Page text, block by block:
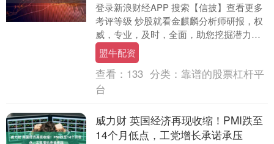
登录新浪财经APP 搜索【信披】查看更多
考评等级 炒股就看金麒麟分析师研报，权
威，专业，及时，全面，助您挖掘潜力主
题机会！ 近日，全国首例证券特别代表人
诉讼追偿....
盟牛配资
查看： 133 分类： 靠谱的股票杠杆平
台
威力财 英国经济再现收缩！PMI跌至
14个月低点，工党增长承诺承压